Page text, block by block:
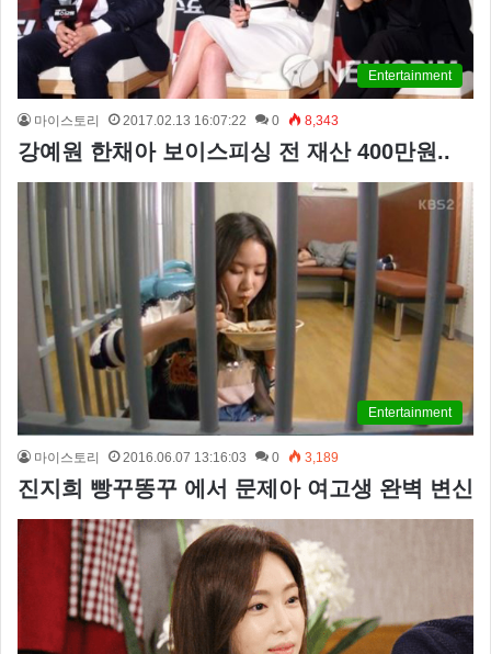
Entertainment
마이스토리 2017.02.13 16:07:22 0 8,343
강예원 한채아 보이스피싱 전 재산 400만원..
Entertainment
마이스토리 2016.06.07 13:16:03 0 3,189
진지희 빵꾸똥꾸 에서 문제아 여고생 완벽 변신